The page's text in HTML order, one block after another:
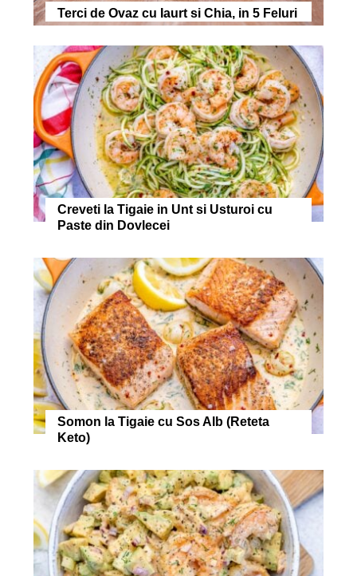
Terci de Ovaz cu Iaurt si Chia, in 5 Feluri
Creveti la Tigaie in Unt si Usturoi cu
Paste din Dovlecei
Somon la Tigaie cu Sos Alb (Reteta
Keto)